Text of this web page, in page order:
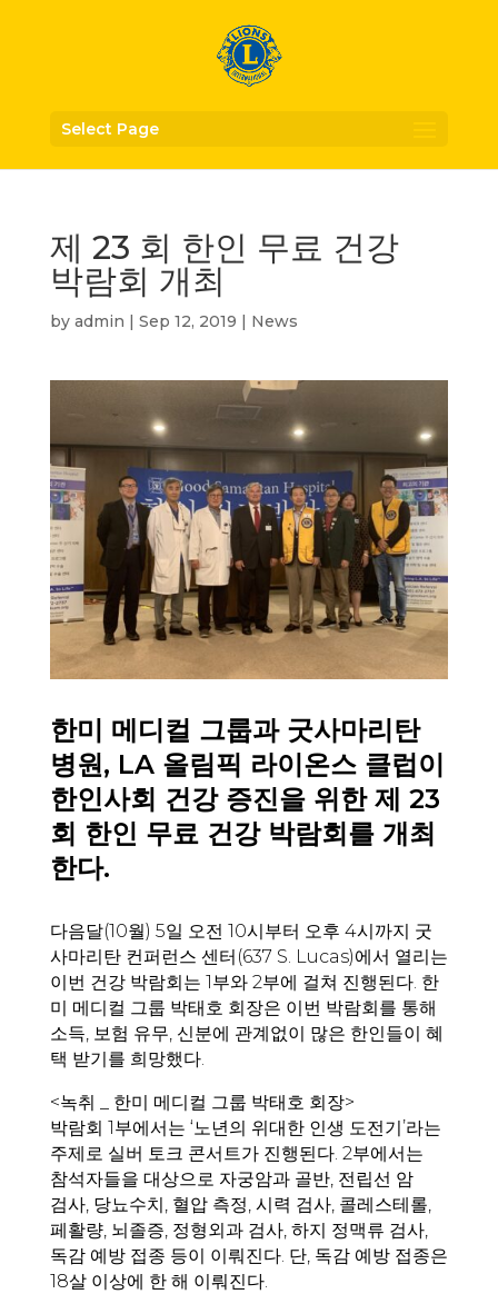
Select Page
제 23 회 한인 무료 건강
박람회 개최
by admin | Sep 12, 2019 | News
한미 메디컬 그룹과 굿사마리탄
병원, LA 올림픽 라이온스 클럽이
한인사회 건강 증진을 위한 제 23
회 한인 무료 건강 박람회를 개최
한다.
다음달(10월) 5일 오전 10시부터 오후 4시까지 굿
사마리탄 컨퍼런스 센터(637 S. Lucas)에서 열리는
이번 건강 박람회는 1부와 2부에 걸쳐 진행된다. 한
미 메디컬 그룹 박태호 회장은 이번 박람회를 통해
소득, 보험 유무, 신분에 관계없이 많은 한인들이 혜
택 받기를 희망했다.
<녹취 _ 한미 메디컬 그룹 박태호 회장>
박람회 1부에서는 ‘노년의 위대한 인생 도전기’라는
주제로 실버 토크 콘서트가 진행된다. 2부에서는
참석자들을 대상으로 자궁암과 골반, 전립선 암
검사, 당뇨수치, 혈압 측정, 시력 검사, 콜레스테롤,
페활량, 뇌졸증, 정형외과 검사, 하지 정맥류 검사,
독감 예방 접종 등이 이뤄진다. 단, 독감 예방 접종은
18살 이상에 한 해 이뤄진다.